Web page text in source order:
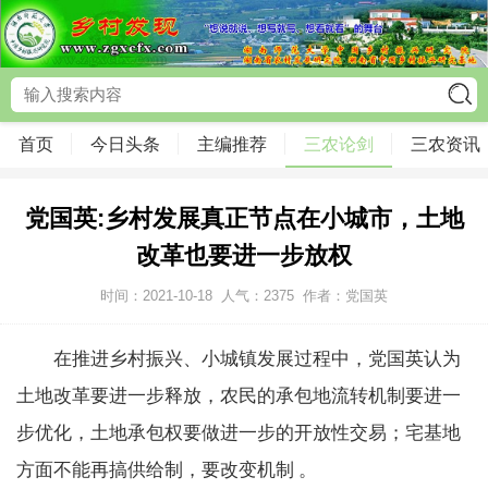
首页 今日头条 主编推荐 三农论剑 三农资讯
党国英:乡村发展真正节点在小城市，土地
改革也要进一步放权
时间：2021-10-18 人气： 2375 作者：党国英
在推进乡村振兴、小城镇发展过程中，党国英认为
土地改革要进一步释放，农民的承包地流转机制要进一
步优化，土地承包权要做进一步的开放性交易；宅基地
方面不能再搞供给制，要改变机制 。